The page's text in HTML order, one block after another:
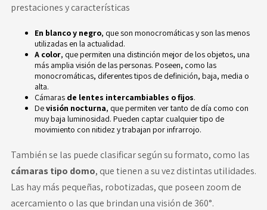
prestaciones y características
En blanco y negro, que son monocromáticas y son las menos
utilizadas en la actualidad.
A color, que permiten una distinción mejor de los objetos, una
más amplia visión de las personas. Poseen, como las
monocromáticas, diferentes tipos de definición, baja, media o
alta.
Cámarasde lentes intercambiables o fijos.
Devisión nocturna, que permiten ver tanto de día como con
muy baja luminosidad. Pueden captar cualquier tipo de
movimiento con nitidez y trabajan por infrarrojo.
También se las puede clasificar según su formato, como las
cámaras tipo domo, que tienen a su vez distintas utilidades.
Las hay más pequeñas, robotizadas, que poseen zoom de
acercamiento o las que brindan una visión de 360°.